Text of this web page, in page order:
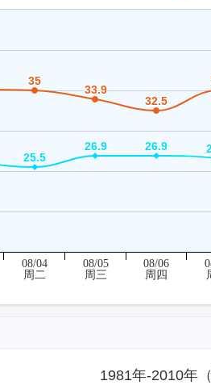
35
35
33.9
33.9
32.5
32.5
25.5
25.5
26.9
26.9 26.9
26.9
08/04
周二
08/05
周三
08/06
周四
1981年-2010年